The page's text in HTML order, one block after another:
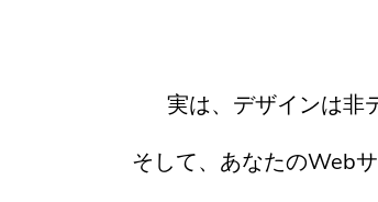
実は、デザインは非
そして、あなたのWeb